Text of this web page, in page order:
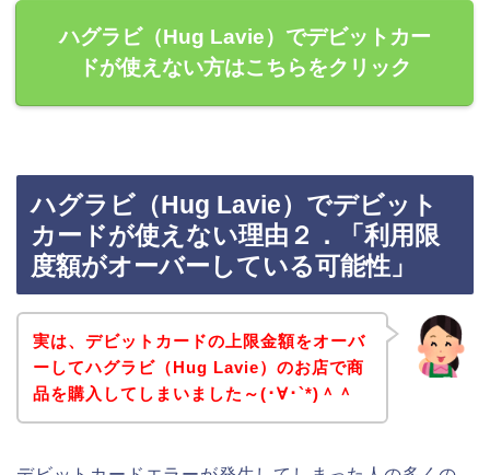
ハグラビ（Hug Lavie）でデビットカー
ドが使えない方はこちらをクリック
ハグラビ（Hug Lavie）でデビット
カードが使えない理由２．「利用限
度額がオーバーしている可能性」
実は、デビットカードの上限金額をオーバ
ーしてハグラビ（Hug Lavie）のお店で商
品を購入してしまいました～(･∀･`*)＾＾